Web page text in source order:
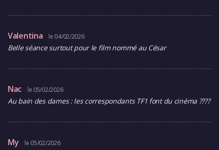
Valentina le 04/02/2026
Belle séance surtout pour le film nommé au César
Nac le 05/02/2026
Au bain des dames : les correspondants TF1 font du cinéma ????
My le 05/02/2026